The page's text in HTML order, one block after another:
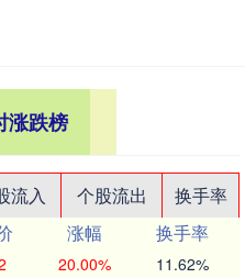
涨跌榜
流入 个股流出
换手率
涨幅
换手率
20.00% 11.62%